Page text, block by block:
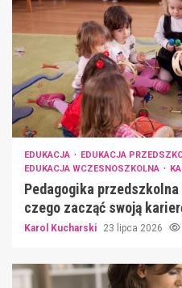
EDUKACJA
EDUKACJA
EDUKACJA WCZESNOSZKOLNA
Pedagogika
czego zacząć swoją
Karol Kucharski 23 lipca 2026